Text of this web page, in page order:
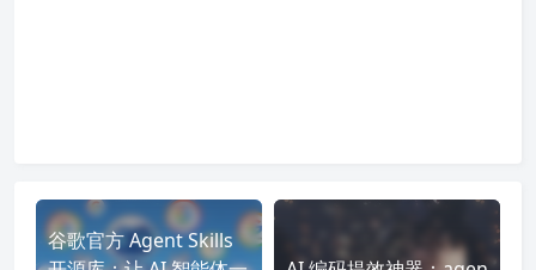
谷歌官方 Agent Skills